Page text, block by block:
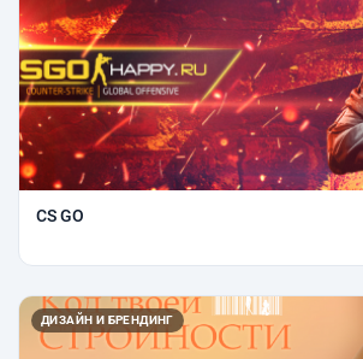
CS GO
ДИЗАЙН И БРЕНДИНГ